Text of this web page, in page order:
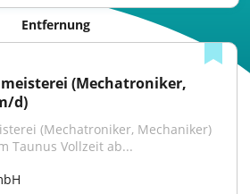
Entfernung
(Mechatroniker,
d)
(Mechatroniker, Mechaniker)
Taunus Vollzeit ab...